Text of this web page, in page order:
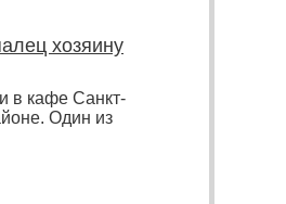
хозяину
в кафе Санкт-
Один из